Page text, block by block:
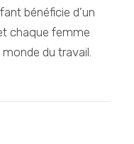
bénéficie d’un
chaque femme
du travail.